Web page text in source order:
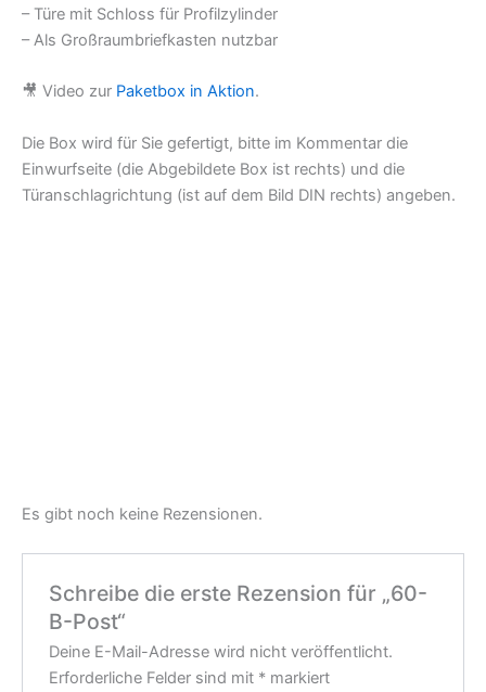
– Türe mit Schloss für Profilzylinder
– Als Großraumbriefkasten nutzbar
🎥 Video zur Paketbox in Aktion.
Die Box wird für Sie gefertigt, bitte im Kommentar die
Einwurfseite (die Abgebildete Box ist rechts) und die
Türanschlagrichtung (ist auf dem Bild DIN rechts) angeben.
Es gibt noch keine Rezensionen.
Schreibe die erste Rezension für „60-
B-Post“
Deine E-Mail-Adresse wird nicht veröffentlicht.
Erforderliche Felder sind mit * markiert